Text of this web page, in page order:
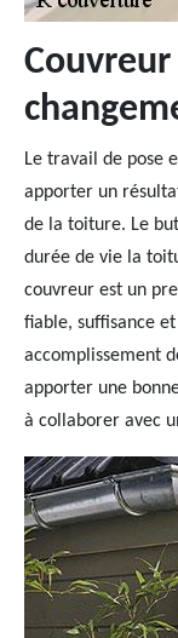
Le travail de pose
apporter un
de la toiture. Le
durée de vie la
couvreur est un
fiable, suffisance
accomplissement
apporter une
à collaborer avec